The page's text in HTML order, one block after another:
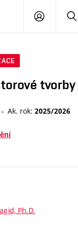
PŘIHLÁSIT
tvorby
Ak. rok: 2025/2026
Ph.D.